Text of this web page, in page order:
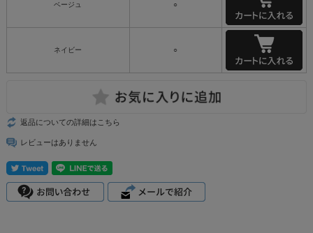
ベージュ ○
ネイビー ○
返品についての詳細はこちら
レビューはありません